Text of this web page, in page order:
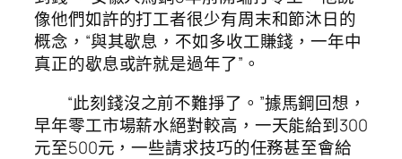
像他們如許的打工者很少有周末和節沐日的
概念，“與其歇息，不如多收工賺錢，一年中
真正的歇息或許就是過年了”。
“此刻錢沒之前不難掙了。”據馬鋼回想，
早年零工市場薪水絕對較高，一天能給到300
元至500元，一些請求技巧的任務甚至會給